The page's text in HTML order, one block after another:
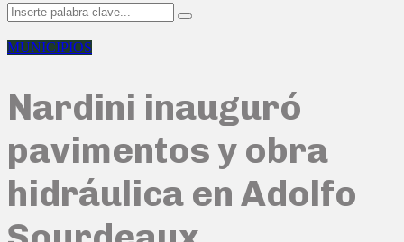
Search
for:
Search
MUNICIPIOS
Nardini inauguró
pavimentos y obra
hidráulica en Adolfo